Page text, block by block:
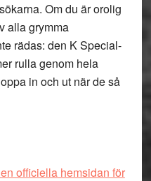
Om du är orolig
alla grymma
rädas: den K Special-
rulla genom hela
in och ut när de så
officiella hemsidan för